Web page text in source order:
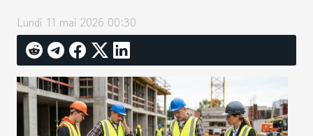
Lundi 11 mai 2026 00:30